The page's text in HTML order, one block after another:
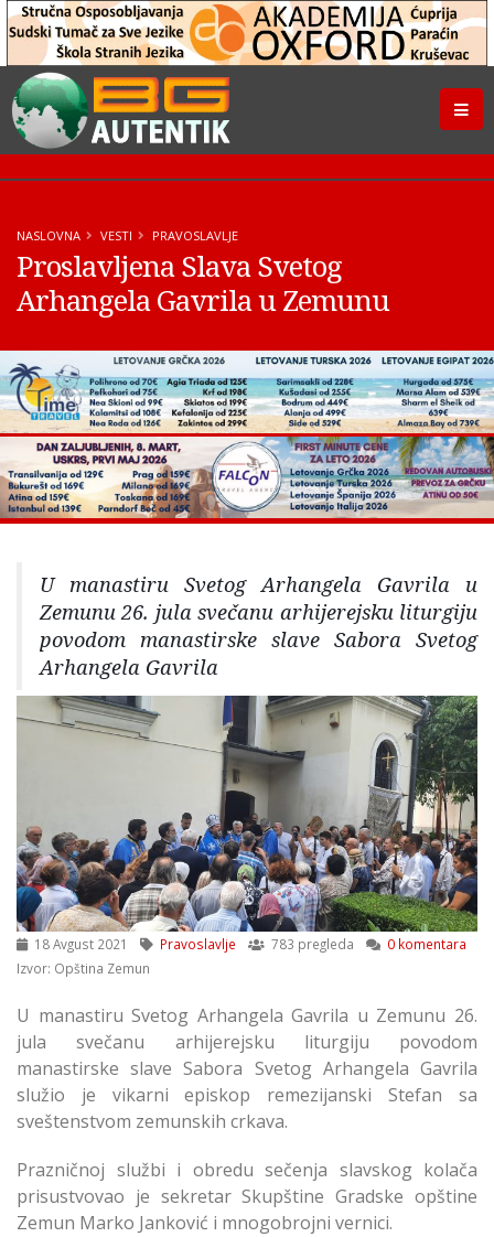
NASLOVNA VESTI PRAVOSLAVLJE
Proslavljena Slava Svetog
Arhangela Gavrila u Zemunu
U manastiru Svetog Arhangela Gavrila u
Zemunu 26. jula svečanu arhijerejsku liturgiju
povodom manastirske slave Sabora Svetog
Arhangela Gavrila
18 Avgust 2021 Pravoslavlje 783 pregleda
0 komentara
Izvor: Opština Zemun
U manastiru Svetog Arhangela Gavrila u Zemunu 26.
jula svečanu arhijerejsku liturgiju povodom
manastirske slave Sabora Svetog Arhangela Gavrila
služio je vikarni episkop remezijanski Stefan sa
sveštenstvom zemunskih crkava.
Prazničnoj službi i obredu sečenja slavskog kolača
prisustvovao je sekretar Skupštine Gradske opštine
Zemun Marko Janković i mnogobrojni vernici.